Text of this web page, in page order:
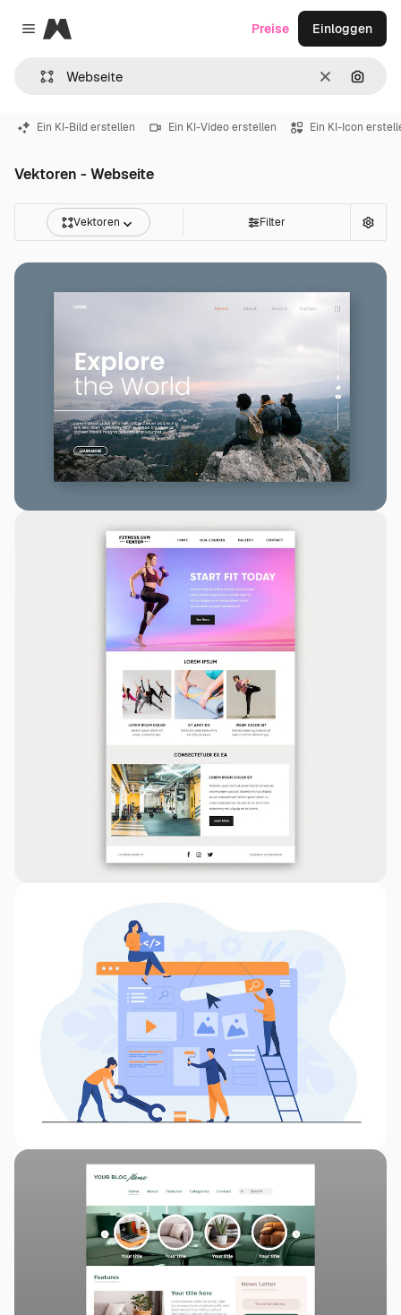
Close menu
Magnific
LöschenNach
Preise Einloggen
Ein KI-Bild erstellen Ein KI-Video erstellen Ein KI-Icon
Vektoren - Webseite
Vektoren Filter